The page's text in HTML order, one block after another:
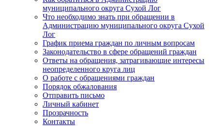
муниципального округа Сухой Лог
Что необходимо знать при обращении в
Администрацию муниципального округа Сухой
Лог
График приема граждан по личным вопросам
Законодательство в сфере обращений граждан
Ответы на обращения, затрагивающие интересы
неопределенного круга лиц
О работе с обращениями граждан
Порядок обжалования
Отправить письмо
Личный кабинет
Прозрачность
Контакты